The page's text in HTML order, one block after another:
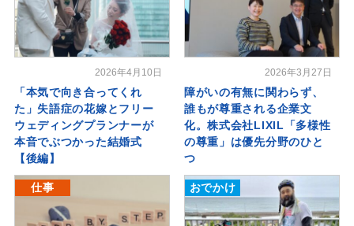
2026年4月10日
「本気で向き合ってくれ
た」失語症の花嫁とフリー
ウェディングプランナーが
本音でぶつかった結婚式
【後編】
2026年3月27日
障がいの有無に関わらず、
誰もが尊重される企業文
化。株式会社LIXIL「多様性
の尊重」は優先分野のひと
つ
仕事 おでかけ